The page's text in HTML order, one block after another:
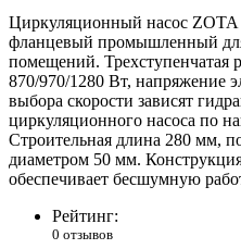
Циркуляционный насос
фланцевый промышленный
помещений. Трехступенчатая
870/970/1280 Вт, напряжение
выбора скорости зависят
циркуляционного насоса по
Строительная длина 280 мм,
диаметром 50 мм.
обеспечивает бесшумную
Рейтинг:
0 отзывов